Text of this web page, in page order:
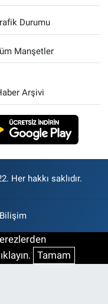
Durumu
Manşetler
Arşivi
Her hakkı saklıdır.
Tamam